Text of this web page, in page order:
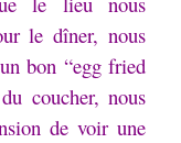
le dîner, nous
bon “egg fried
coucher, nous
de voir une